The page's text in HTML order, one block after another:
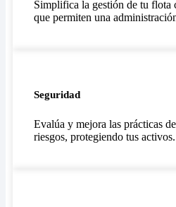
Simplifica la gestión de tu flota
que permiten una
Seguridad
Evalúa y mejora las prácticas
riesgos, protegiendo tus activos.